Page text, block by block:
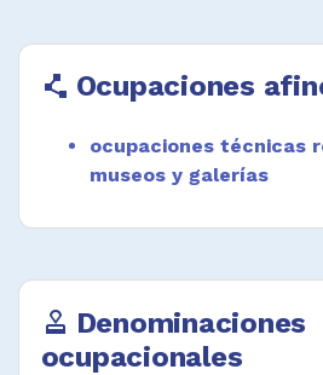
polyline Ocupaciones
ocupaciones técnicas
museos y galerías
approval Denominaciones
ocupacionales